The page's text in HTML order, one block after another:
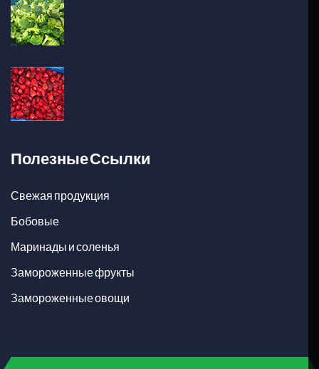
Полезные Ссылки
Свежая продукция
Бобовые
Маринады и соленья
Замороженные фрукты
Замороженные овощи